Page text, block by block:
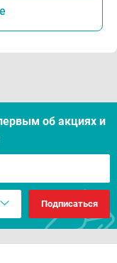
об акцияx и
Подписаться